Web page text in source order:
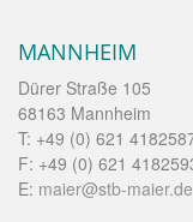
MANNHEIM
Dürer Straße 105
68163 Mannheim
T: +49 (0) 621
F: +49 (0) 621
E: maier@stb-maier.de